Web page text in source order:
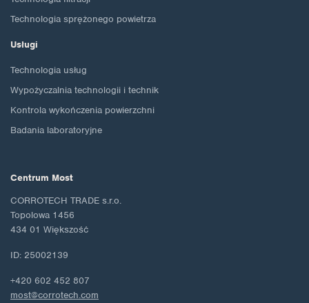
Technologia sprężonego powietrza
Usługi
Technologia usług
Wypożyczalnia technologii i technik
Kontrola wykończenia powierzchni
Badania laboratoryjne
Centrum Most
CORROTECH TRADE s.r.o.
Topolowa 1456
434 01 Większość
ID: 25002139
+420 602 452 807
most@corrotech.com